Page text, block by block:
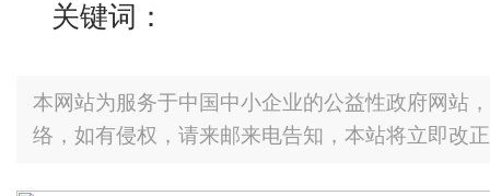
关键词：
本网站为服务于中国中小企业的公益性政府网站
络，如有侵权，请来邮来电告知，本站将立即改